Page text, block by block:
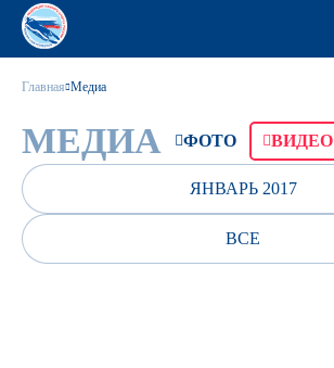
Главная Медиа
МЕДИА ФОТО ВИДЕО
ЯНВАРЬ 2017
ВСЕ